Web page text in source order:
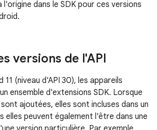
l'origine dans le SDK pour ces versions
versions de l'API
11 (niveau d'API 30), les appareils
ensemble d'extensions SDK. Lorsque
ajoutées, elles sont incluses dans un
elles peuvent également l'être dans une